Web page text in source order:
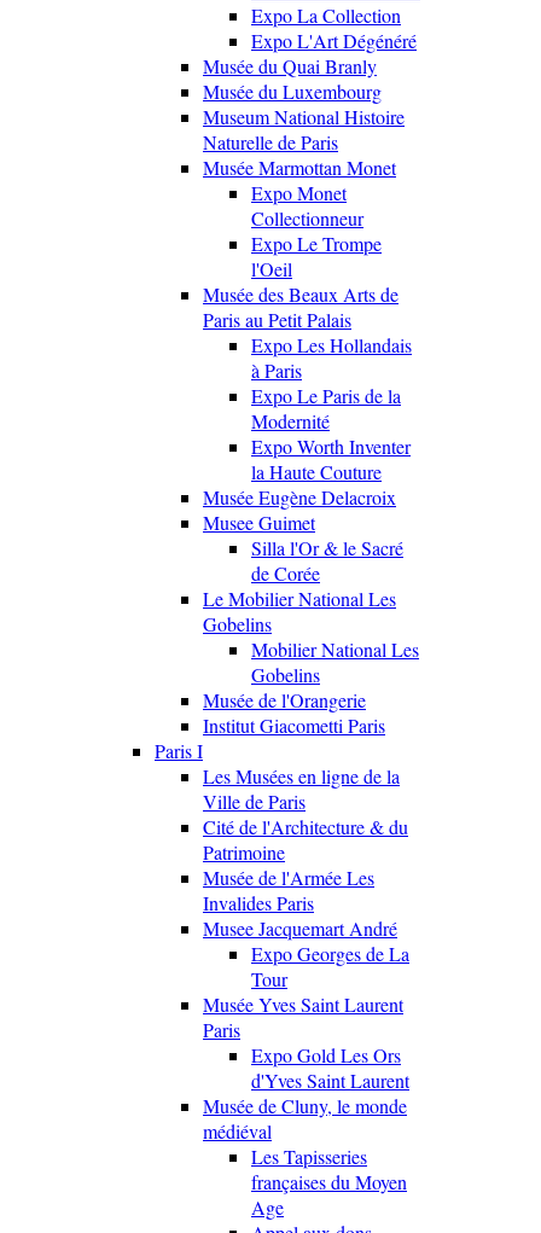
Expo La Collection
Expo L'Art Dégénéré
Musée du Quai Branly
Musée du Luxembourg
Museum National Histoire
Naturelle de Paris
Musée Marmottan Monet
Expo Monet
Collectionneur
Expo Le Trompe
l'Oeil
Musée des Beaux Arts de
Paris au Petit Palais
Expo Les Hollandais
à Paris
Expo Le Paris de la
Modernité
Expo Worth Inventer
la Haute Couture
Musée Eugène Delacroix
Musee Guimet
Silla l'Or & le Sacré
de Corée
Le Mobilier National Les
Gobelins
Mobilier National Les
Gobelins
Musée de l'Orangerie
Institut Giacometti Paris
Paris I
Les Musées en ligne de la
Ville de Paris
Cité de l'Architecture & du
Patrimoine
Musée de l'Armée Les
Invalides Paris
Musee Jacquemart André
Expo Georges de La
Tour
Musée Yves Saint Laurent
Paris
Expo Gold Les Ors
d'Yves Saint Laurent
Musée de Cluny, le monde
médiéval
Les Tapisseries
françaises du Moyen
Age